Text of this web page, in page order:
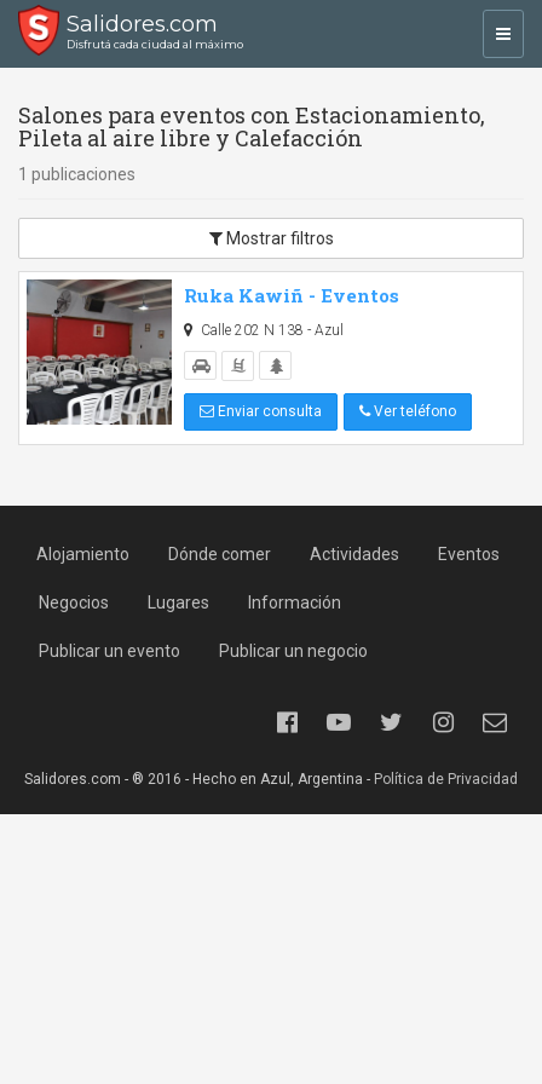
Salidores.com
Disfrutá cada ciudad al máximo
Salones para eventos con Estacionamiento,
Pileta al aire libre y Calefacción
1 publicaciones
Mostrar filtros
Ruka Kawiñ - Eventos
Calle 202 N 138 - Azul
Enviar consulta Ver teléfono
Alojamiento Dónde comer Actividades Eventos
Negocios Lugares Información
Publicar un evento Publicar un negocio
Salidores.com - ® 2016 - Hecho en Azul, Argentina - Política de Privacidad